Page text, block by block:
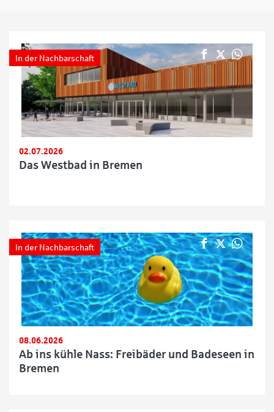
In der Nachbarschaft
02.07.2026
Das Westbad in Bremen
In der Nachbarschaft
08.06.2026
Ab ins kühle Nass: Freibäder und Badeseen in
Bremen